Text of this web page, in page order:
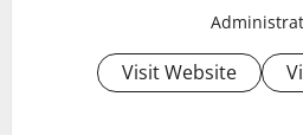
Visit Website